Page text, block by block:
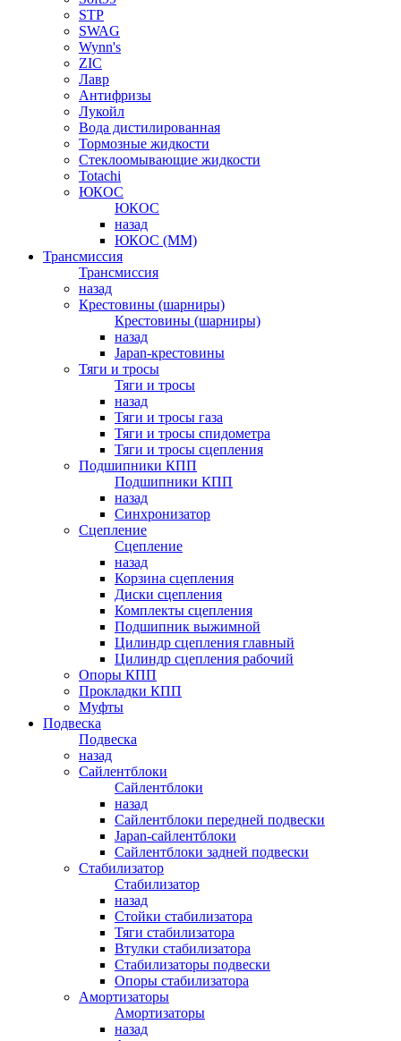
STP
SWAG
Wynn's
ZIC
Лавр
Антифризы
Лукойл
Вода дистилированная
Тормозные жидкости
Стеклоомывающие жидкости
Totachi
ЮКОС
ЮКОС
назад
ЮКОС (ММ)
Трансмиссия
Трансмиссия
назад
Крестовины (шарниры)
Крестовины (шарниры)
назад
Japan-крестовины
Тяги и тросы
Тяги и тросы
назад
Тяги и тросы газа
Тяги и тросы спидометра
Тяги и тросы сцепления
Подшипники КПП
Подшипники КПП
назад
Синхронизатор
Сцепление
Сцепление
назад
Корзина сцепления
Диски сцепления
Комплекты сцепления
Подшипник выжимной
Цилиндр сцепления главный
Цилиндр сцепления рабочий
Опоры КПП
Прокладки КПП
Муфты
Подвеска
Подвеска
назад
Сайлентблоки
Сайлентблоки
назад
Сайлентблоки передней подвески
Japan-сайлентблоки
Сайлентблоки задней подвески
Стабилизатор
Стабилизатор
назад
Стойки стабилизатора
Тяги стабилизатора
Втулки стабилизатора
Стабилизаторы подвески
Опоры стабилизатора
Амортизаторы
Амортизаторы
назад